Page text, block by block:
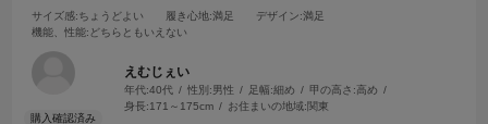
サイズ感:ちょうどよい 履き心地:満足 デザイン:満足
機能、性能:どちらともいえない
えむじぇい
年代:40代 性別:男性 足幅:細め 甲の高さ:高め
身長:171～175cm お住まいの地域:関東